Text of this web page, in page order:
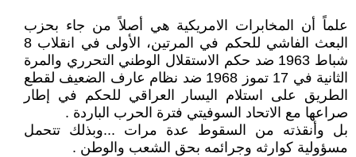
علماً أن المخابرات الامريكية هي أصلاً من جاء بحزب
البعث الفاشي للحكم في المرتين، الأولى في انقلاب 8
شباط 1963 ضد حكم الاستقلال الوطني التحرري والمرة
الثانية في 17 تموز 1968 ضد نظام عارف الضعيف لقطع
الطريق على استلام اليسار العراقي للحكم في إطار
صراعها مع الاتحاد السوفيتي فترة الحرب الباردة .
بل وأنقذته من السقوط عدة مرات ...وبذلك تتحمل
مسؤولية كوارثه وجرائمه بحق الشعب والوطن .